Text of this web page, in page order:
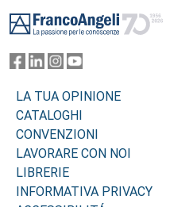
LA TUA OPINIONE
CATALOGHI
CONVENZIONI
LAVORARE CON NOI
LIBRERIE
INFORMATIVA PRIVACY